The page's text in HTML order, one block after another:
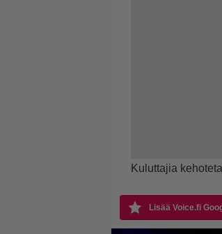
Kuluttajia
Lisää Voice.fi